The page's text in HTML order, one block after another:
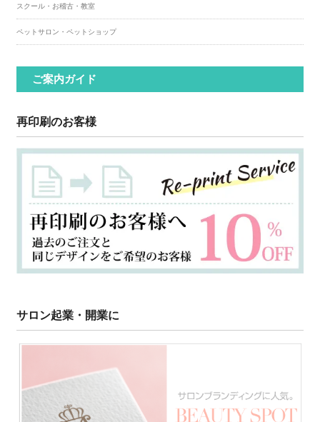
スクール・お稽古・教室
ペットサロン・ペットショップ
ご案内ガイド
再印刷のお客様
サロン起業・開業に